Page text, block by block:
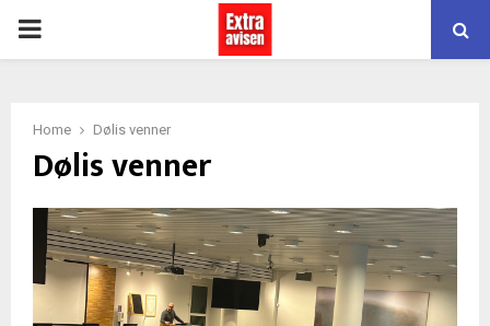
PRIMARY
Home Dølis venner
Dølis venner